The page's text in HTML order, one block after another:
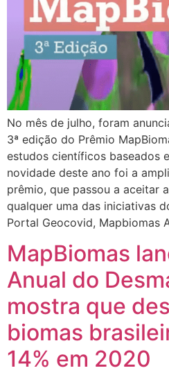
No mês de julho, foram
3ª edição do Prêmio
estudos científicos baseados
novidade deste ano foi a
prêmio, que passou a aceitar
qualquer uma das iniciativas
Portal Geocovid, Mapbiomas
MapBiomas
Anual do
mostra que
biomas
14% em 2020